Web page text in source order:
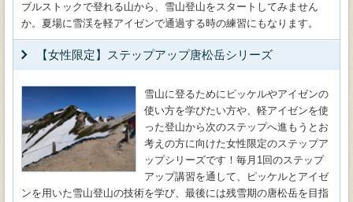
ブルストックで登れる山から、雪山登山をスタートしてみません
か。夏場に雪渓を軽アイゼンで通過する時の練習にもなります。
【女性限定】ステップアップ唐松岳シリーズ
雪山に登るためにピッケルやアイゼンの
使い方を学びたい方や、軽アイゼンを使
った登山から次のステップへ進もうとお
考えの方に向けた女性限定のステップア
ップシリーズです！毎月1回のステップ
アップ講習を通して、ピッケルとアイゼ
ンを用いた雪山登山の技術を学び、最後には残雪期の唐松岳を目指